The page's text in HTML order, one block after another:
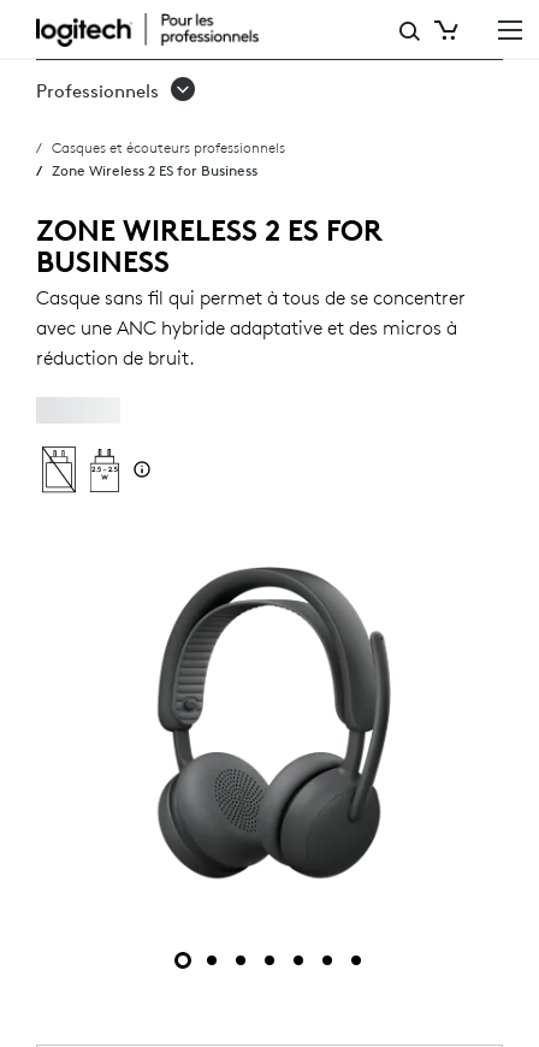
ZONE
WIRELESS
ES
FOR
BUSINESS
Professionnels
Casques et écouteurs professionnels
Zone Wireless 2 ES for Business
ZONE WIRELESS 2 ES FOR
BUSINESS
Casque sans fil qui permet à tous de se concentrer
avec une ANC hybride adaptative et des micros à
réduction de bruit.